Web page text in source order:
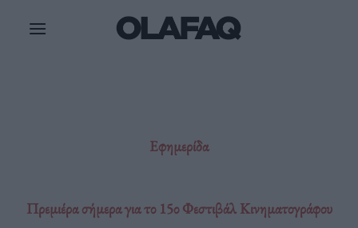
Εφημερίδα
Πρεμιέρα σήμερα για το 15ο Φεστιβάλ Κινηματογράφου